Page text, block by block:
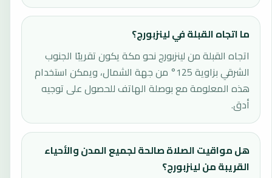
ما اتجاه القبلة في لينزبورج؟
اتجاه القبلة من لينزبورج نحو مكة يكون تقريبًا الجنوب
الشرقي بزاوية 125° من جهة الشمال، ويمكن استخدام
هذه المعلومة مع بوصلة الهاتف للحصول على توجيه
أدق.
هل مواقيت الصلاة صالحة لجميع المدن والأحياء
القريبة من لينزبورج؟